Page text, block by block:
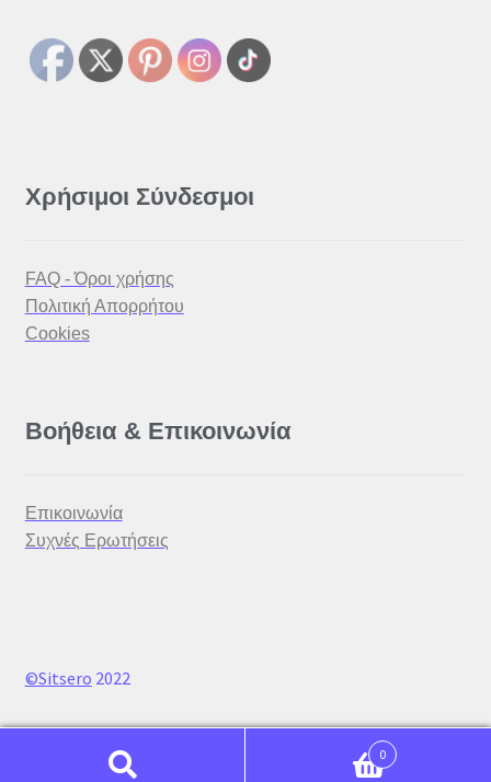
Χρήσιμοι Σύνδεσμοι
FAQ - Όροι χρήσης
Πολιτική Απορρήτου
Cookies
Βοήθεια & Επικοινωνία
Επικοινωνία
Συχνές Ερωτήσεις
©Sitsero 2022
0